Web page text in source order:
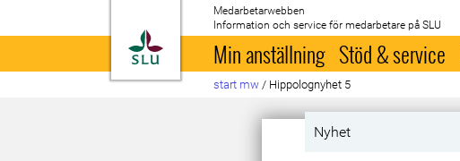
Till startsida
Medarbetarwebben
Information och service för medarbetare på SLU
Min anställning Stöd & service
start mw / Hippolognyhet 5
Nyhet